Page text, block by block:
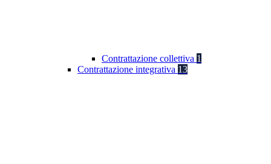
Contrattazione collettiva 1
Contrattazione integrativa 13